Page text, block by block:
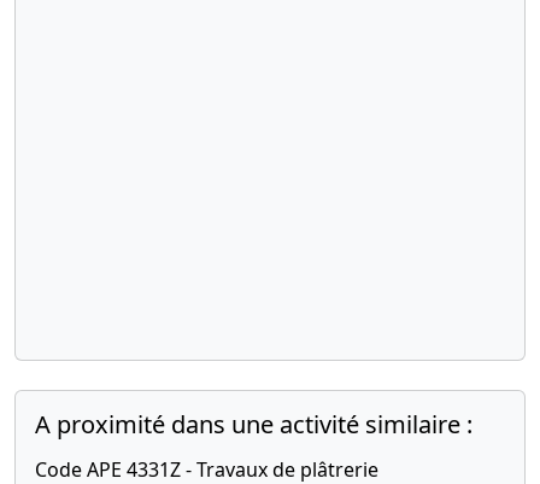
A proximité dans une activité similaire :
Code APE 4331Z - Travaux de plâtrerie